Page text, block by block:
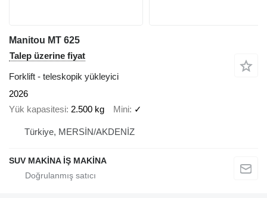
Manitou MT 625
Talep üzerine fiyat
Forklift - teleskopik yükleyici
2026
Yük kapasitesi 2.500 kg Mini ✓
Türkiye, MERSİN/AKDENİZ
SUV MAKİNA İŞ MAKİNA